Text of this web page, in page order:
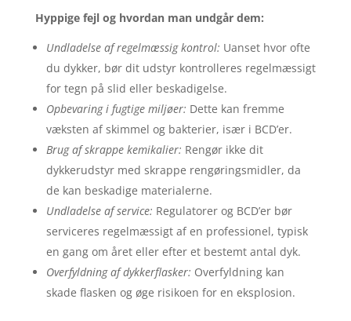
Hyppige fejl og hvordan man undgår dem:
Undladelse af regelmæssig kontrol: Uanset hvor ofte
du dykker, bør dit udstyr kontrolleres regelmæssigt
for tegn på slid eller beskadigelse.
Opbevaring i fugtige miljøer: Dette kan fremme
væksten af skimmel og bakterier, især i BCD’er.
Brug af skrappe kemikalier: Rengør ikke dit
dykkerudstyr med skrappe rengøringsmidler, da
de kan beskadige materialerne.
Undladelse af service: Regulatorer og BCD’er bør
serviceres regelmæssigt af en professionel, typisk
en gang om året eller efter et bestemt antal dyk.
Overfyldning af dykkerflasker: Overfyldning kan
skade flasken og øge risikoen for en eksplosion.